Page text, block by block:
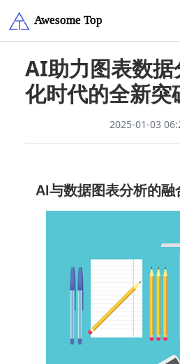
AI助力图表数
化时代的全新突
2025-01-03
AI与数据图表分析的融